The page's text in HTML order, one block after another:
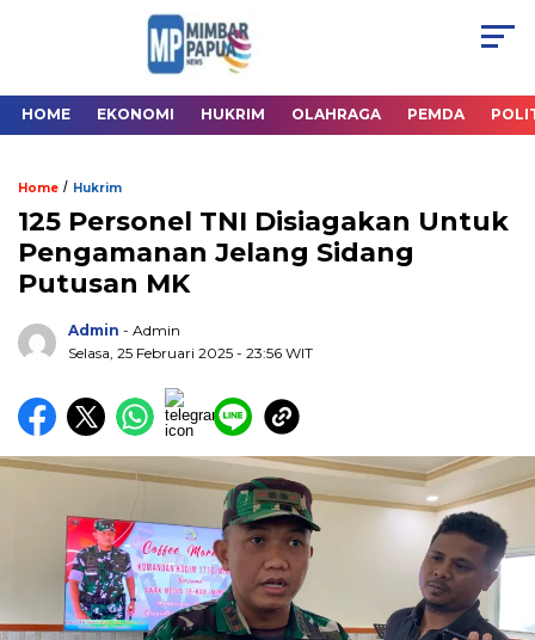
HOME EKONOMI HUKRIM OLAHRAGA PEMDA
Home / Hukrim
125 Personel TNI Disiagakan Untuk
Pengamanan Jelang Sidang
Putusan MK
Admin - Admin
Selasa, 25 Februari 2025 - 23:56 WIT